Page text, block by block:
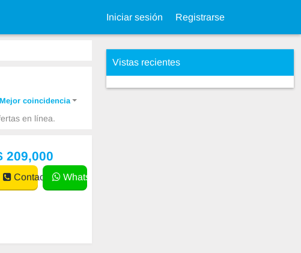
Iniciar sesión Registrarse
Mejor coincidencia
en línea.
209,000
Contactar WhatsApp
Vistas recientes